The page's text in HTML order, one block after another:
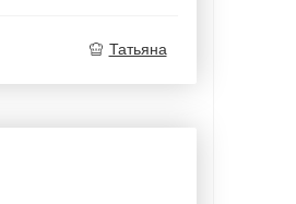
Татьяна